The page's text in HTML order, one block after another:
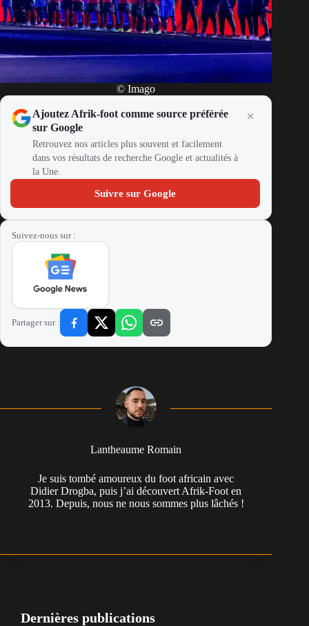
© Imago
Ajoutez Afrik-foot comme source préférée
sur Google
Retrouvez nos articles plus souvent et facilement
dans vos résultats de recherche Google et actualités à
la Une.
Suivre sur Google
Suivez-nous sur :
Partager sur :
Lantheaume Romain
Je suis tombé amoureux du foot africain avec
Didier Drogba, puis j’ai découvert Afrik-Foot en
2013. Depuis, nous ne nous sommes plus lâchés !
Dernières publications